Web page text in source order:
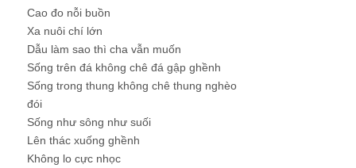
Cao đo nỗi buồn
Xa nuôi chí lớn
Dẫu làm sao thì cha vẫn muốn
Sống trên đá không chê đá gập ghềnh
Sống trong thung không chê thung nghèo
đói
Sống như sông như suối
Lên thác xuống ghềnh
Không lo cực nhọc